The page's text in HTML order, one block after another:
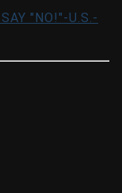
"NO!"-U.S.-